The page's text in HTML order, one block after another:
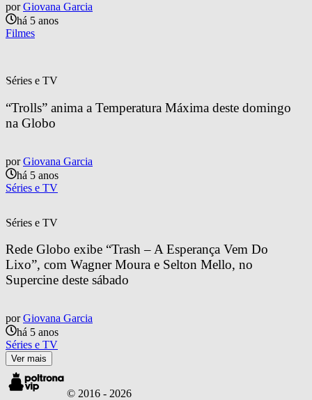
por Giovana Garcia
há 5 anos
Filmes
Séries e TV
“Trolls” anima a Temperatura Máxima deste domingo
na Globo
por Giovana Garcia
há 5 anos
Séries e TV
Séries e TV
Rede Globo exibe “Trash – A Esperança Vem Do
Lixo”, com Wagner Moura e Selton Mello, no
Supercine deste sábado
por Giovana Garcia
há 5 anos
Séries e TV
Ver mais
© 2016 - 2026